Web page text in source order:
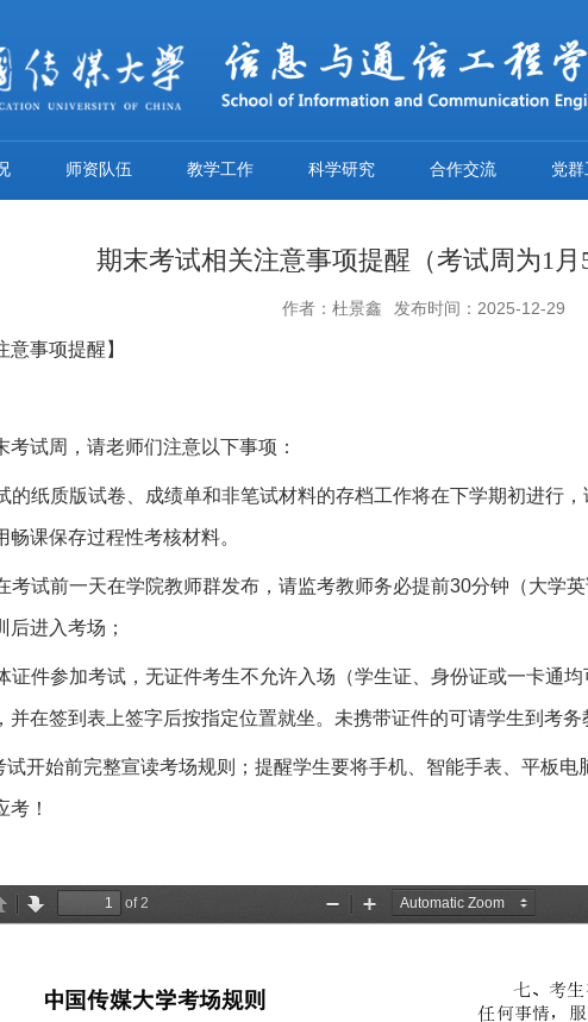
师资队伍 教学工作 科学研究 合作交流 党
期末考试相关注意事项提醒（考试周为1月5
作者：杜景鑫 发布时间：2025-12-29
意事项提醒】
考试周，请老师们注意以下事项：
的纸质版试卷、成绩单和非笔试材料的存档工作将在下学期初进行
畅课保存过程性考核材料。
考试前一天在学院教师群发布，请监考教师务必提前30分钟（大学
后进入考场；
证件参加考试，无证件考生不允许入场（学生证、身份证或一卡通
并在签到表上签字后按指定位置就坐。未携带证件的可请学生到考务
试开始前完整宣读考场规则；提醒学生要将手机、智能手表、平板
考！